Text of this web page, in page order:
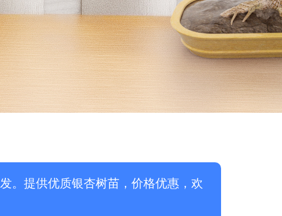
。提供优质银杏树苗，价格优惠，欢